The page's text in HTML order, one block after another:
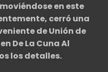
en este
cerró una
de Unión de
De La Cuna Al
los detalles.